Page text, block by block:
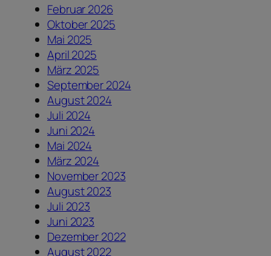
Februar 2026
Oktober 2025
Mai 2025
April 2025
März 2025
September 2024
August 2024
Juli 2024
Juni 2024
Mai 2024
März 2024
November 2023
August 2023
Juli 2023
Juni 2023
Dezember 2022
August 2022